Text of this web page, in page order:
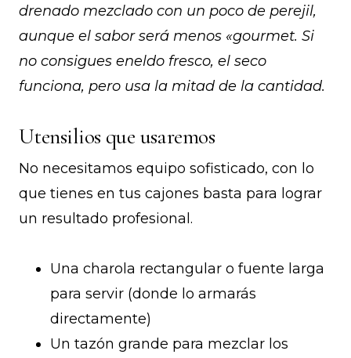
drenado mezclado con un poco de perejil,
aunque el sabor será menos «gourmet. Si
no consigues eneldo fresco, el seco
funciona, pero usa la mitad de la cantidad.
Utensilios que usaremos
No necesitamos equipo sofisticado, con lo
que tienes en tus cajones basta para lograr
un resultado profesional.
Una charola rectangular o fuente larga
para servir (donde lo armarás
directamente)
Un tazón grande para mezclar los